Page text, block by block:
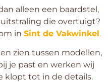
alleen een baardstel,
die overtuigt?
in Sint de Vakwinkel.
zien tussen modellen,
je past en werken wij
klopt tot in de details.